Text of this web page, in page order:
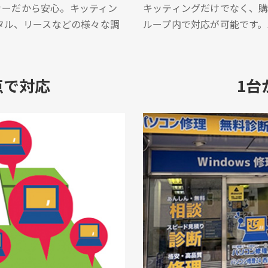
だから安心。キッティン
、リースなどの様々な調
キッティングだけでなく、
ループ内で対応が可能です
対応 1台